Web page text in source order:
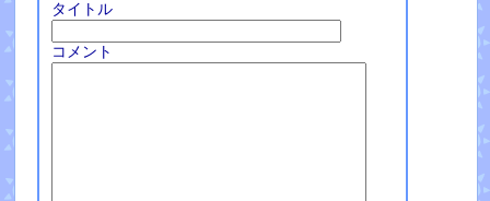
タイトル
コメント